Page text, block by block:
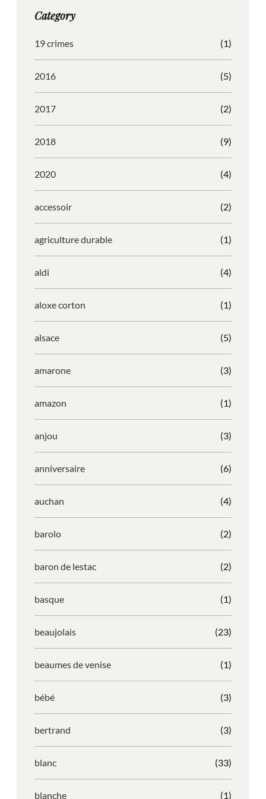
r
m
o
Category
19 crimes (1)
2016 (5)
2017 (2)
2018 (9)
2020 (4)
accessoir (2)
agriculture durable (1)
aldi (4)
aloxe corton (1)
alsace (5)
amarone (3)
amazon (1)
anjou (3)
anniversaire (6)
auchan (4)
barolo (2)
baron de lestac (2)
basque (1)
beaujolais (23)
beaumes de venise (1)
bébé (3)
bertrand (3)
blanc (33)
blanche (1)